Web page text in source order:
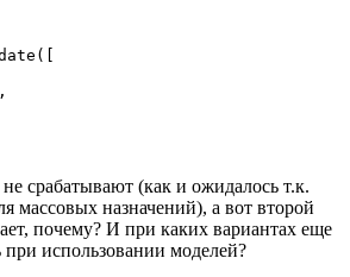
срабатывают (как и ожидалось т.к.
массовых назначений), а вот второй
почему? И при каких вариантах еще
при использовании моделей?